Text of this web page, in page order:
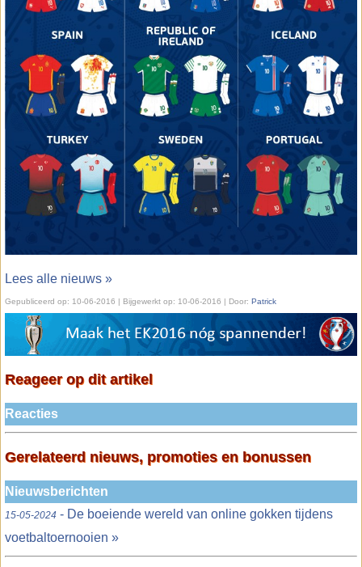
Lees alle nieuws »
Gepubliceerd op: 10-06-2016 | Bijgewerkt op: 10-06-2016 | Door: Patrick
Reageer op dit artikel
Reacties
Gerelateerd nieuws, promoties en bonussen
Nieuwsberichten
15-05-2024 - De boeiende wereld van online gokken tijdens
voetbaltoernooien »